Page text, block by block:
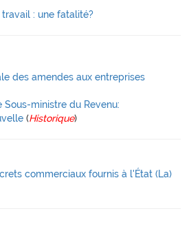
travail : une fatalité?
des amendes aux entreprises
Sous-ministre du Revenu:
(Historique)
commerciaux fournis à l'État (La)